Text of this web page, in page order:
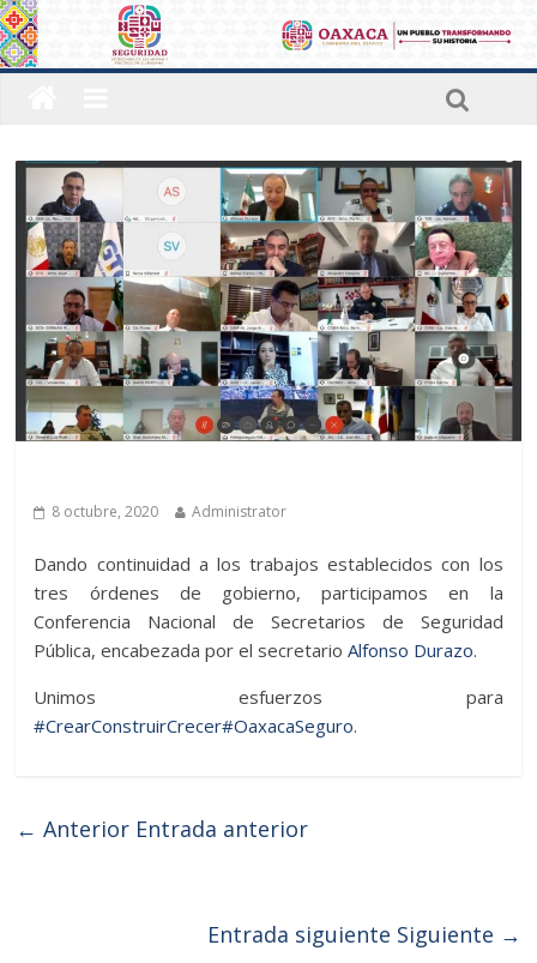
8 octubre, 2020
Administrator
Dando continuidad a los trabajos establecidos con los
tres órdenes de gobierno, participamos en la
Conferencia Nacional de Secretarios de Seguridad
Pública, encabezada por el secretarioAlfonso Durazo.
Unimos esfuerzos para
#CrearConstruirCrecer#OaxacaSeguro.
← Anterior Entrada anterior
Entrada siguiente Siguiente →